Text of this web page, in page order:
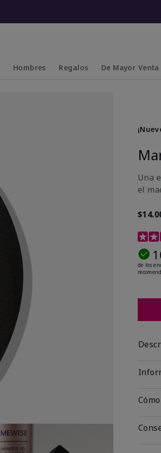
Hombres Regalos De Mayor Venta
Una
el
de los